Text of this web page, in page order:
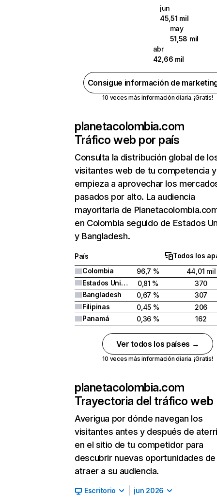
jun
45,51 mil
may
51,58 mil
abr
42,66 mil
Consigue información de
10 veces más información diaria. ¡Gratis!
planetacolombia.com
Tráfico web por país
Consulta la distribución global de
visitantes web de tu competencia y
empieza a aprovechar los
pasados por alto. La audiencia
mayoritaria de
en Colombia seguido de Estados
y Bangladesh.
País
Todos los
Colombia
96,7 %
44,01 mil
Estados Unidos
0,81 %
370
Bangladesh
0,67 %
307
Filipinas
0,45 %
206
Panamá
0,36 % 162
Ver todos los países →
10 veces más información diaria. ¡Gratis!
planetacolombia.com
Trayectoria del tráfico web
Averigua por dónde navegan los
visitantes antes y después de
en el sitio de tu competidor para
descubrir nuevas oportunidades de
atraer a su audiencia.
Escritorio jun 2026